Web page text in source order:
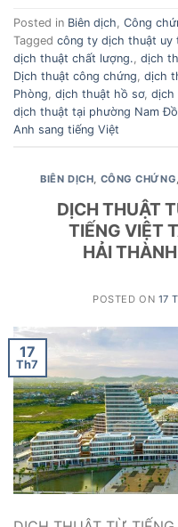
Posted in Biên dịch, Công
Tagged công ty dịch thuật uy
dịch thuật chất lượng., dịch
Dịch thuật công chứng, dịch
Phòng, dịch thuật hồ sơ, dịch
dịch thuật tại phường Nam
Anh sang tiếng Việt
BIÊN DỊCH CÔNG CHỨNG
DỊCH THUẬT
TIẾNG VIỆT
HẢI
POSTED ON 17
17
Th7